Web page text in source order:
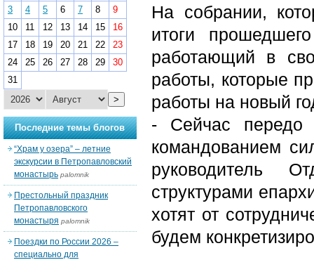
На собрании,
итоги
работающий в
работы, которые
работы на новый
- Сейчас передо
командованием
руководитель
структурами
хотят от
будем
3
4 5 6 7 8
9
10
11 12 13 14 15
16
17
18 19 20 21 22
23
24
25 26 27 28 29
30
31
>
Последние темы блогов
“Храм у озера” – летние
экскурсии в Петропавловский
монастырь palomnik
Престольный праздник
Петропавловского
монастыря palomnik
Поездки по России 2026 –
специально для